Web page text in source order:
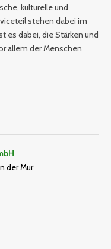
kulturelle und
stehen dabei im
es dabei, die Stärken und
allem der Menschen
der Mur